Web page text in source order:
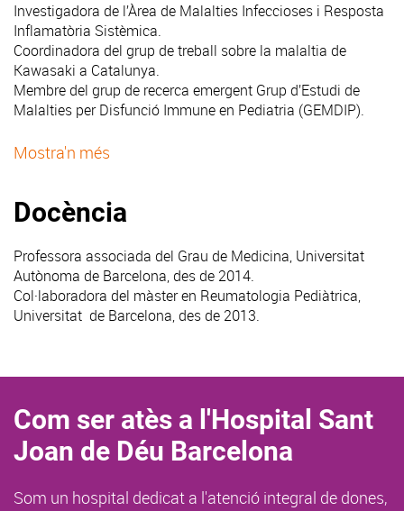
Investigadora de l’Àrea de Malalties Infeccioses i Resposta
Inflamatòria Sistèmica.
Coordinadora del grup de treball sobre la malaltia de
Kawasaki a Catalunya.
Membre del grup de recerca emergent Grup d’Estudi de
Malalties per Disfunció Immune en Pediatria (GEMDIP).
Mostra'n més
Docència
Professora associada del Grau de Medicina, Universitat
Autònoma de Barcelona, des de 2014.
Col·laboradora del màster en Reumatologia Pediàtrica,
Universitat de Barcelona, des de 2013.
Com ser atès a l'Hospital Sant
Joan de Déu Barcelona
Som un hospital dedicat a l'atenció integral de dones,